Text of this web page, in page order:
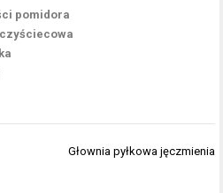
pomidora
Głownia pyłkowa jęczmienia